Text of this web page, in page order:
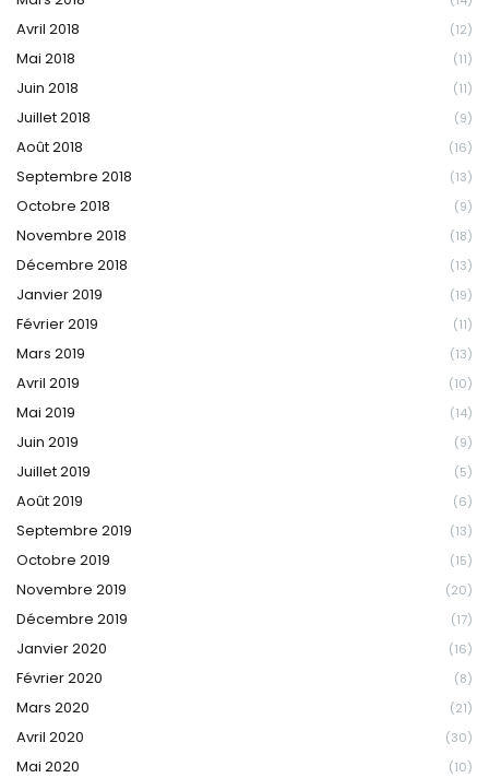
Avril 2018 (12)
Mai 2018 (11)
Juin 2018 (11)
Juillet 2018 (9)
Août 2018 (16)
Septembre 2018 (13)
Octobre 2018 (9)
Novembre 2018 (18)
Décembre 2018 (13)
Janvier 2019 (19)
Février 2019 (11)
Mars 2019 (13)
Avril 2019 (10)
Mai 2019 (14)
Juin 2019 (9)
Juillet 2019 (5)
Août 2019 (6)
Septembre 2019 (13)
Octobre 2019 (15)
Novembre 2019 (20)
Décembre 2019 (17)
Janvier 2020 (16)
Février 2020 (8)
Mars 2020 (21)
Avril 2020 (30)
Mai 2020 (10)